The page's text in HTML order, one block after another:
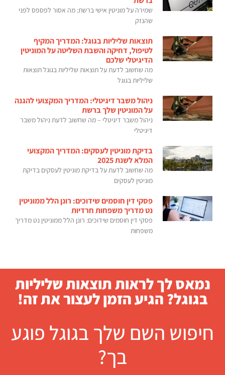
שמירה על מוניטין אישי ברשת: מה אסור לפספס לפני
שהנזק
תוצאות שליליות בגוגל: המדריך המקיף
לטיפול, דחיקה והשבת השליטה על המוניטין
הדיגיטלי שלכם
מה שחשוב לדעת על תוצאות שליליות בגוגל תוצאות
שליליות בגוגל
ניהול משבר דיגיטלי: המדריך המקצועי להגנה
על המוניטין שלך ברשת
ניהול משבר דיגיטלי – מה שחשוב לדעת ניהול משבר
דיגיטלי
בדיקת מוניטין לעסקים: המדריך המקצועי
המלא לשנת 2025
מה שחשוב לדעת על בדיקת מוניטין לעסקים בדיקת
מוניטין לעסקים
פסקי דין חוסמים שידוכים: רונן הלל ממוניטין
נט מדריך משפחות חרדיות
פסקי דין חוסמים שידוכים: רונן הלל ממוניטין נט מדריך
משפחות
נמאס לך לראות תוצאות שליליות
בגוגל? הגיע הזמן לעצור את זה!
חיפוש השם שלך בגוגל פוגע
בך?